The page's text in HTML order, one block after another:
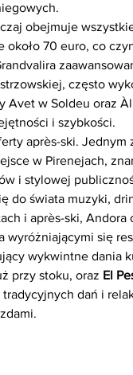
obejmuje
około 70 euro, co
często
Avet w Soldeu oraz
i szybkości.
après-ski. Jednym
w Pirenejach,
i stylowej
do świata muzyki,
i après-ski,
wyróżniającymi się
wykwintne dania
przy stoku, oraz El
tradycyjnych dań i